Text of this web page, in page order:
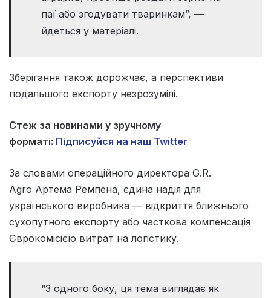
паї або згодувати тваринкам”, —
йдеться у матеріалі.
Зберігання також дорожчає, а перспективи
подальшого експорту незрозумілі.
Стеж за новинами у зручному
форматі: Підписуйся на наш Twitter
За словами операційного директора G.R.
Agro Артема Ремпена, єдина надія для
українського виробника — відкриття ближнього
сухопутного експорту або часткова компенсація
Єврокомісією витрат на логістику.
“З одного боку, ця тема виглядає як